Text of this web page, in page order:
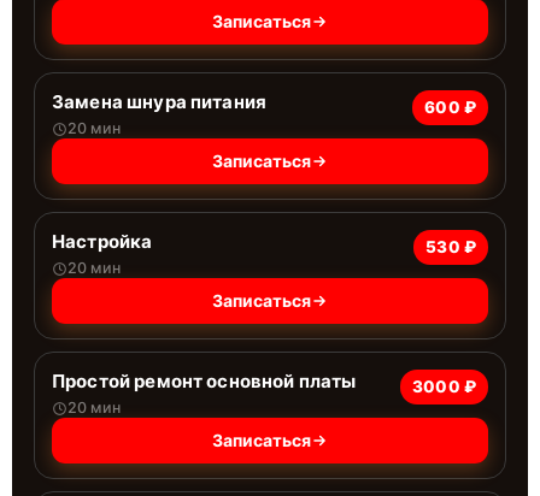
Записаться
Замена шнура питания
20 мин
600 ₽
Записаться
Настройка
20 мин
530 ₽
Записаться
Простой ремонт основной платы
20 мин
3000 ₽
Записаться